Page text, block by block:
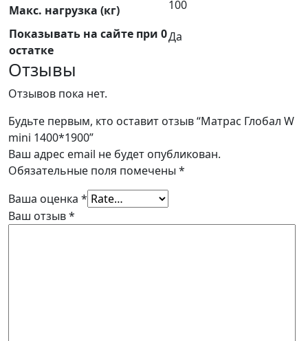
Макс. нагрузка (кг)
100
Показывать на сайте при 0
остатке
Да
Отзывы
Отзывов пока нет.
Будьте первым, кто оставит отзыв “Матрас Глобал W
mini 1400*1900”
Ваш адрес email не будет опубликован.
Обязательные поля помечены *
Ваша оценка *
Ваш отзыв*